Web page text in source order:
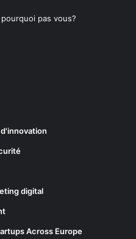
pas vous?
digital
Across Europe